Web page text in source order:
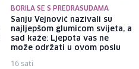
BORILA SE S PREDRASUDAMA
Sanju Vejnović nazivali su
najljepšom glumicom svijeta, a
sad kaže: Ljepota vas ne
može održati u ovom poslu
16 sati